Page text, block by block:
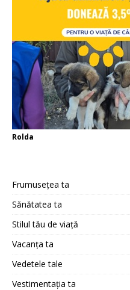
Rolda
Frumusețea ta
Sănătatea ta
Stilul tău de viață
Vacanța ta
Vedetele tale
Vestimentația ta